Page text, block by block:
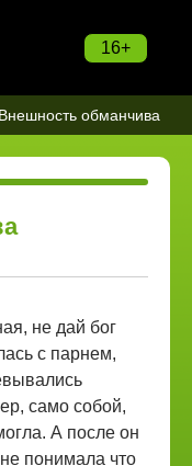
16+
обманчива
не дай бог
с парнем,
само собой,
А после он
понимала что